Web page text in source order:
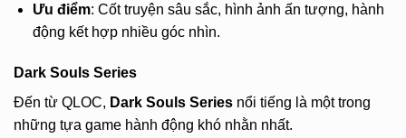
Ưu điểm: Cốt truyện sâu sắc, hình ảnh ấn tượng, hành
động kết hợp nhiều góc nhìn.
Dark Souls Series
Đến từ QLOC, Dark Souls Series nổi tiếng là một trong
những tựa game hành động khó nhằn nhất.